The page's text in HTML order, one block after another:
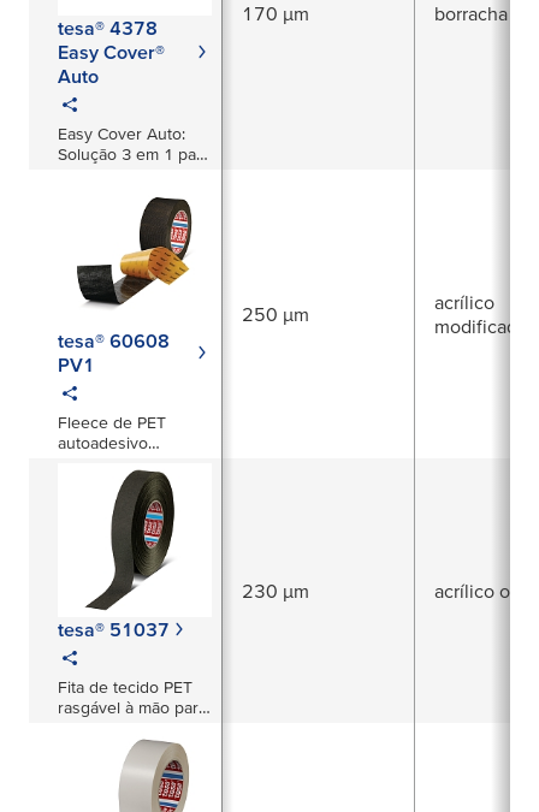
tesa® 4378
Easy Cover®
Auto
Easy Cover Auto:
Solução 3 em 1 para
grandes áreas
170 µm borracha
tesa® 60608
PV1
Fleece de PET
autoadesivo
aplicações
exigentes de BSR
250 µm
acrílico
modificado
tesa® 51037
Fita de tecido PET
rasgável à mão para
abrasão de chicotes
automotivos
230 µm acrílico